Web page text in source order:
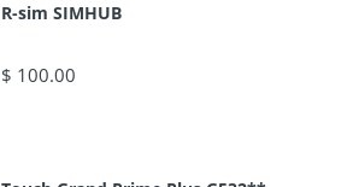
R-sim SIMHUB
$ 100.00